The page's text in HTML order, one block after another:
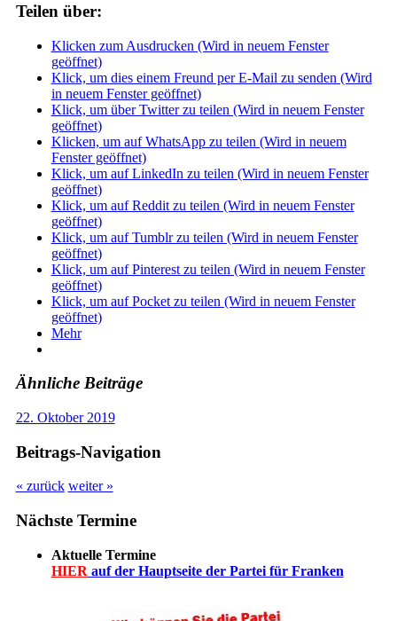
Teilen über:
Klicken zum Ausdrucken (Wird in neuem Fenster
geöffnet)
Klick, um dies einem Freund per E-Mail zu senden (Wird
in neuem Fenster geöffnet)
Klick, um über Twitter zu teilen (Wird in neuem Fenster
geöffnet)
Klicken, um auf WhatsApp zu teilen (Wird in neuem
Fenster geöffnet)
Klick, um auf LinkedIn zu teilen (Wird in neuem Fenster
geöffnet)
Klick, um auf Reddit zu teilen (Wird in neuem Fenster
geöffnet)
Klick, um auf Tumblr zu teilen (Wird in neuem Fenster
geöffnet)
Klick, um auf Pinterest zu teilen (Wird in neuem Fenster
geöffnet)
Klick, um auf Pocket zu teilen (Wird in neuem Fenster
geöffnet)
Mehr
Ähnliche Beiträge
22. Oktober 2019
Beitrags-Navigation
« zurück weiter »
Nächste Termine
Aktuelle Termine
HIER auf der Hauptseite der Partei für Franken